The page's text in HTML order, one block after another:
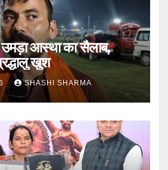
उमड़ा आस्था का सैलाब,
खुश
SHASHI SHARMA